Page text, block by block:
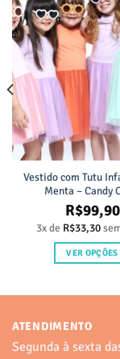
Vestido com Tutu
Menta – Candy
R$99,90
3x de R$33,30
VER OPÇÕES
várias
ATENDIMENTO
Segunda à sexta